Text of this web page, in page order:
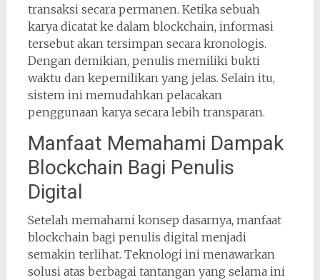
transaksi secara permanen. Ketika sebuah
karya dicatat ke dalam blockchain, informasi
tersebut akan tersimpan secara kronologis.
Dengan demikian, penulis memiliki bukti
waktu dan kepemilikan yang jelas. Selain itu,
sistem ini memudahkan pelacakan
penggunaan karya secara lebih transparan.
Manfaat Memahami Dampak
Blockchain Bagi Penulis
Digital
Setelah memahami konsep dasarnya, manfaat
blockchain bagi penulis digital menjadi
semakin terlihat. Teknologi ini menawarkan
solusi atas berbagai tantangan yang selama ini